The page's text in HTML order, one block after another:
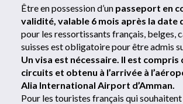
Être en possession d’un passeport en
validité, valable 6 mois après la date
pour les ressortissants français, belges,
suisses est obligatoire pour être admis
Un visa est nécessaire. Il est compris
circuits et obtenu à l’arrivée à
Alia International Airport d’Amman.
Pour les touristes français qui